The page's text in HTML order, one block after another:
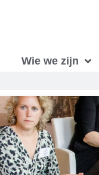
Wie we zijn